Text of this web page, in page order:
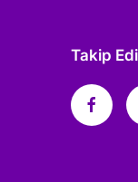
Takip